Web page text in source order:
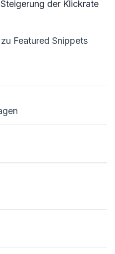
der Klickrate
Featured Snippets